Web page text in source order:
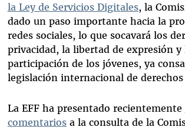
la Ley de Servicios Digitales, la
dado un paso importante hacia la
redes sociales, lo que socavará los
privacidad, la libertad de expresión y
participación de los jóvenes, ya
legislación internacional de
La EFF ha presentado recientemente
comentariosa la consulta de la